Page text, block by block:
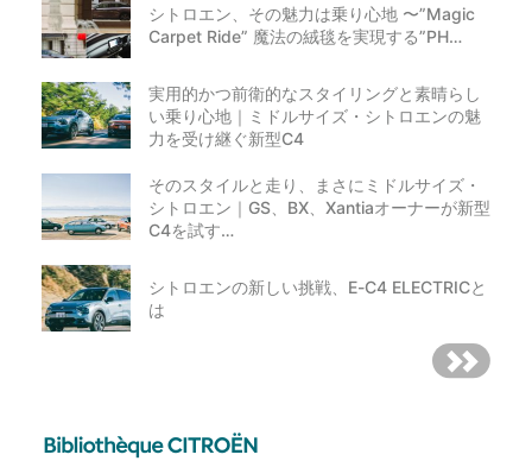
シトロエン、その魅力は乗り心地 〜”Magic
Carpet Ride” 魔法の絨毯を実現する”PH…
実用的かつ前衛的なスタイリングと素晴らし
い乗り心地｜ミドルサイズ・シトロエンの魅
力を受け継ぐ新型C4
そのスタイルと走り、まさにミドルサイズ・
シトロエン｜GS、BX、Xantiaオーナーが新型
C4を試す…
シトロエンの新しい挑戦、E-C4 ELECTRICと
は